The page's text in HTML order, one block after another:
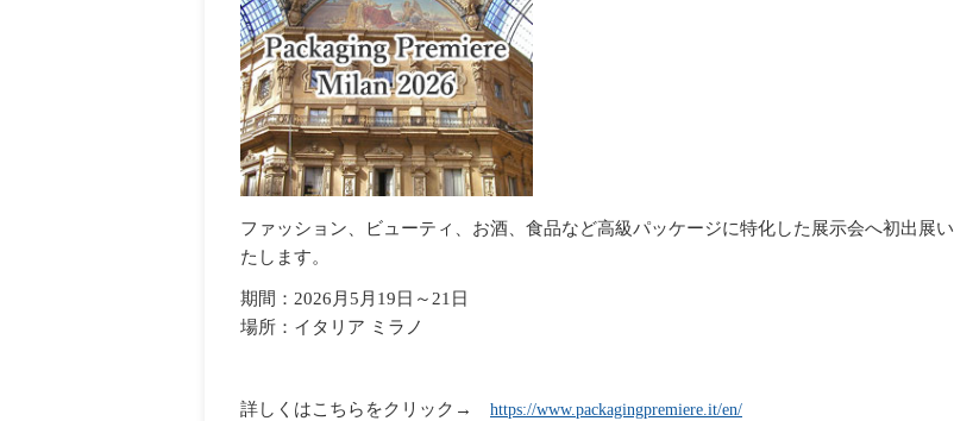
ファッション、ビューティ、お酒、食品など高級パッケージに特化した展示会へ初出展い
たします。
期間：2026月5月19日～21日
場所：イタリア ミラノ
詳しくはこちらをクリック→ https://www.packagingpremiere.it/en/